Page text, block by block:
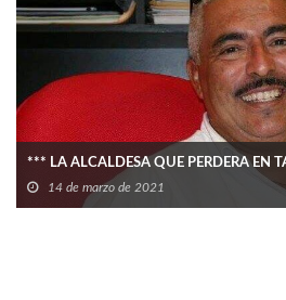
*** LA ALCALDESA QUE PERDERA EN
14 de marzo de 2021